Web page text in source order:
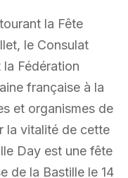
la Fête
le Consulat
Fédération
française à la
et organismes de
la vitalité de cette
Day est une fête
de la Bastille le 14